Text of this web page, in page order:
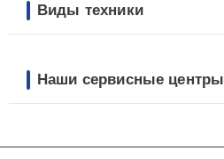
Виды техники
Наши сервисные центры